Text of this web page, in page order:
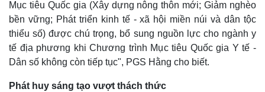
Giá cà phê
Mục tiêu Quốc gia (Xây dựng nông thôn mới; Giảm nghèo
bền vững; Phát triển kinh tế - xã hội miền núi và dân tộc
thiểu số) được chú trọng, bổ sung nguồn lực cho ngành y
tế địa phương khi Chương trình Mục tiêu Quốc gia Y tế -
Dân số không còn tiếp tục", PGS Hằng cho biết.
Phát huy sáng tạo vượt thách thức